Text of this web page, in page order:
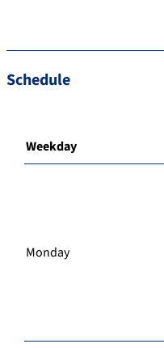
Schedule
Weekday
Monday